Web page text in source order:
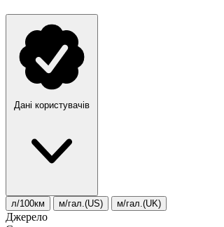
Дані користувачів
л/100км м/гал.(US) м/гал.(UK)
Джерело